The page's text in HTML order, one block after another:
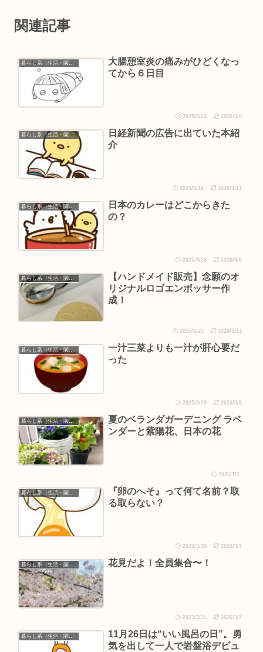
関連記事
暮らし系（生活・園芸など）
大腸憩室炎の痛みがひどくなっ
てから６日目
2025/8/24 2026/3/6
暮らし系（生活・園芸など）
日経新聞の広告に出ていた本紹
介
2025/6/18 2026/3/11
日本のカレーはどこからきた
の？
2025/9/26 2026/3/6
【ハンドメイド販売】念願のオ
リジナルロゴエンボッサー作
成！
2025/2/25 2026/3/11
暮らし系（生活・園芸など）
一汁三菜よりも一汁が肝心要だ
った
2025/8/29 2026/3/6
暮らし系（生活・園芸など）
夏のベランダガーデニング ラベ
ンダーと紫陽花、日本の花
2026/7/2
暮らし系（生活・園芸など）
『卵のへそ』って何て名前？取
る取らない？
2023/3/30 2026/3/7
暮らし系（生活・園芸など） 花見だよ！全員集合〜！
2023/3/31 2026/3/7
11月26日は“いい風呂の日”。勇
気を出して一人で岩盤浴デビュ